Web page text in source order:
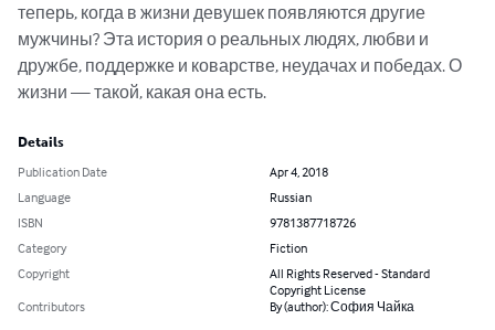
теперь, когда в жизни девушек появляются другие
мужчины? Эта история о реальных людях, любви и
дружбе, поддержке и коварстве, неудачах и победах. О
жизни — такой, какая она есть.
Details
Publication Date
Apr 4, 2018
Language
Russian
ISBN
9781387718726
Category
Fiction
Copyright
All Rights Reserved - Standard
Copyright License
Contributors
By (author): София Чайка